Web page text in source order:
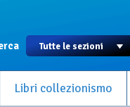
Libri collezionismo